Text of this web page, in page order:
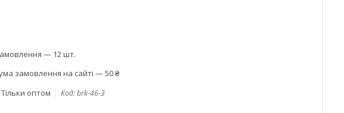
— 12 шт.
замовлення на сайті — 50 ₴
Тільки оптом Код:brk-46-3